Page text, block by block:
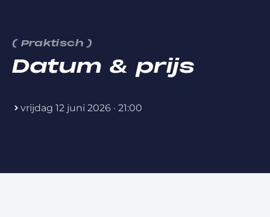
( Praktisch )
Datum & prijs
vrijdag 12 juni 2026 · 21:00